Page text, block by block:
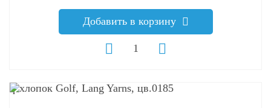
Добавить в корзину
q